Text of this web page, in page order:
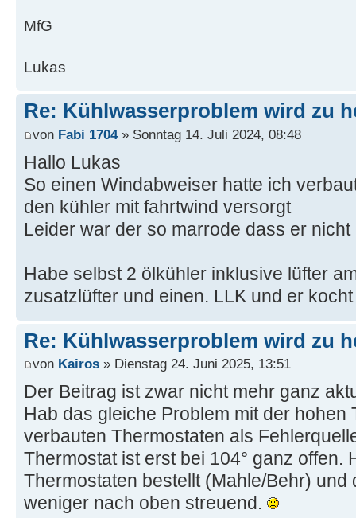
MfG
Lukas
Re: Kühlwasserproblem wird zu
von Fabi 1704» Sonntag 14. Juli 2024, 08:48
Hallo Lukas
So einen Windabweiser hatte ich
den kühler mit fahrtwind versorgt
Leider war der so marrode dass er
Habe selbst 2 ölkühler inklusive lüfter
zusatzlüfter und einen. LLK und er
Re: Kühlwasserproblem wird zu
von Kairos » Dienstag 24. Juni 2025, 13:51
Der Beitrag ist zwar nicht mehr ganz
Hab das gleiche Problem mit der hohen
verbauten Thermostaten als
Thermostat ist erst bei 104° ganz offen.
Thermostaten bestellt (Mahle/Behr) und
weniger nach oben streuend.